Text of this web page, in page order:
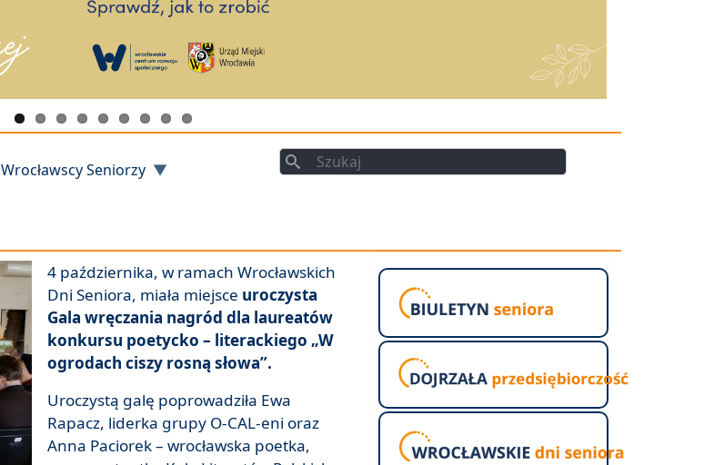
Wrocławscy Seniorzy
Szukaj
Szukaj
4 października, w ramach Wrocławskich
Dni Seniora, miała miejsce uroczysta
Gala wręczania nagród dla laureatów
konkursu poetycko – literackiego „W
ogrodach ciszy rosną słowa”.
Uroczystą galę poprowadziła Ewa
Rapacz, liderka grupy O-CAL-eni oraz
Anna Paciorek – wrocławska poetka,